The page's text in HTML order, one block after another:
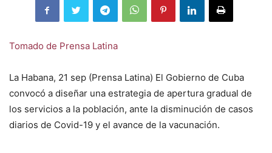
Tomado de Prensa Latina
La Habana, 21 sep (Prensa Latina) El Gobierno de Cuba
convocó a diseñar una estrategia de apertura gradual de
los servicios a la población, ante la disminución de casos
diarios de Covid-19 y el avance de la vacunación.